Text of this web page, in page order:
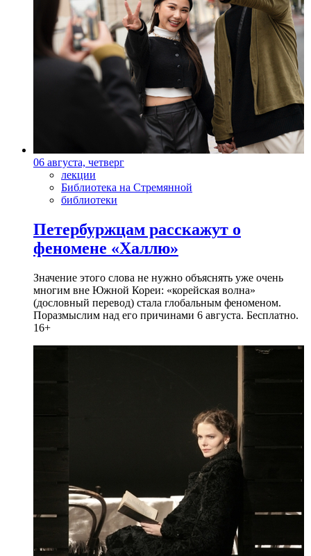
06 августа, четверг
лекции
Библиотека на Стремянной
библиотеки
Петербуржцам расскажут о
феномене «Халлю»
Значение этого слова не нужно объяснять уже очень
многим вне Южной Кореи: «корейская волна»
(дословный перевод) стала глобальным феноменом.
Поразмыслим над его причинами 6 августа. Бесплатно.
16+